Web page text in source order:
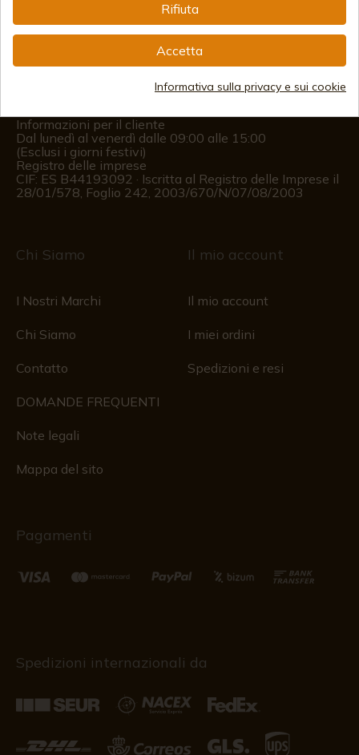
info@aceros-de-hispania.com
Informazioni per il cliente
Dal lunedì al venerdì dalle 09:00 alle 15:00
(Esclusi i giorni festivi)
Registro delle imprese
CIF: ES B44193092 · Iscritta al Registro delle Imprese il
28/01/578, Foglio 242, 2003/670/N/07/08/2003
Chi Siamo
I Nostri Marchi
Chi Siamo
Contatto
DOMANDE FREQUENTI
Note legali
Mappa del sito
Il mio account
Il mio account
I miei ordini
Spedizioni e resi
Pagamenti
Spedizioni internazionali da
Rifiuta
Accetta
Informativa sulla privacy e sui cookie